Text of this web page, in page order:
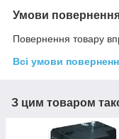
Умови
Повернення товару
Всі умови
З цим товаром